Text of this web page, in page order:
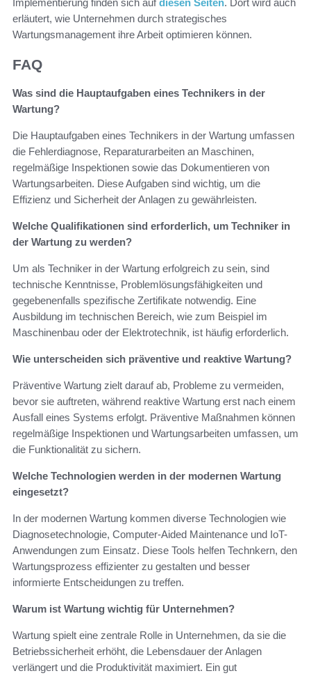
Implementierung finden sich aufdiesen Seiten. Dort wird auch
erläutert, wie Unternehmen durch strategisches
Wartungsmanagement ihre Arbeit optimieren können.
FAQ
Was sind die Hauptaufgaben eines Technikers in der
Wartung?
Die Hauptaufgaben eines Technikers in der Wartung umfassen
die Fehlerdiagnose, Reparaturarbeiten an Maschinen,
regelmäßige Inspektionen sowie das Dokumentieren von
Wartungsarbeiten. Diese Aufgaben sind wichtig, um die
Effizienz und Sicherheit der Anlagen zu gewährleisten.
Welche Qualifikationen sind erforderlich, um Techniker in
der Wartung zu werden?
Um als Techniker in der Wartung erfolgreich zu sein, sind
technische Kenntnisse, Problemlösungsfähigkeiten und
gegebenenfalls spezifische Zertifikate notwendig. Eine
Ausbildung im technischen Bereich, wie zum Beispiel im
Maschinenbau oder der Elektrotechnik, ist häufig erforderlich.
Wie unterscheiden sich präventive und reaktive Wartung?
Präventive Wartung zielt darauf ab, Probleme zu vermeiden,
bevor sie auftreten, während reaktive Wartung erst nach einem
Ausfall eines Systems erfolgt. Präventive Maßnahmen können
regelmäßige Inspektionen und Wartungsarbeiten umfassen, um
die Funktionalität zu sichern.
Welche Technologien werden in der modernen Wartung
eingesetzt?
In der modernen Wartung kommen diverse Technologien wie
Diagnosetechnologie, Computer-Aided Maintenance und IoT-
Anwendungen zum Einsatz. Diese Tools helfen Technkern, den
Wartungsprozess effizienter zu gestalten und besser
informierte Entscheidungen zu treffen.
Warum ist Wartung wichtig für Unternehmen?
Wartung spielt eine zentrale Rolle in Unternehmen, da sie die
Betriebssicherheit erhöht, die Lebensdauer der Anlagen
verlängert und die Produktivität maximiert. Ein gut